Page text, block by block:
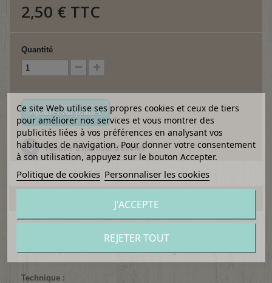
2,50 € TTC
Quantité
Ajouter au panier
Ajouter à ma liste d'envies
possible, grâce aux design modernes et aux couleurs de cire
tendance que vous retrouverez dans notre gamme !
Technique :
Ce site Web utilise ses propres cookies et ceux de tiers
pour améliorer nos services et vous montrer des
publicités liées à vos préférences en analysant vos
habitudes de navigation. Pour donner votre consentement
à son utilisation, appuyez sur le bouton Accepter.
Politique de cookies Personnaliser les cookies
REJETER TOUT
J'ACCEPTE